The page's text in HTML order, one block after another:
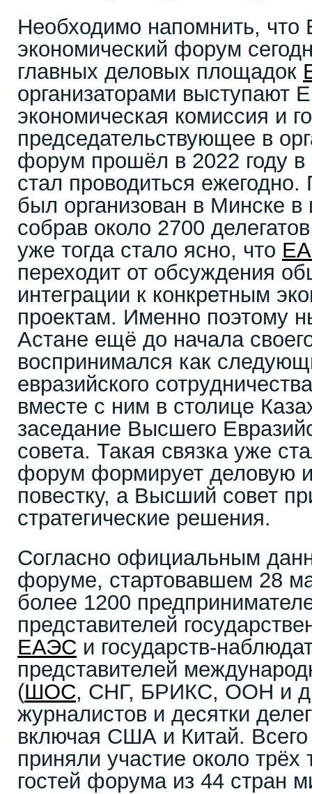
Необходимо напомнить, что
экономический форум
главных деловых площадок
организаторами выступают
экономическая комиссия и
председательствующее в
форум прошёл в 2022 году в
стал проводиться
был организован в Минске
собрав около 2700
уже тогда стало ясно, что
переходит от обсуждения
интеграции к конкретным
проектам. Именно поэтому
Астане ещё до начала
воспринимался как
евразийского
вместе с ним в столице
заседание Высшего
совета. Такая связка уже
форум формирует деловую
повестку, а Высший совет
стратегические решения.
Согласно официальным
форуме, стартовавшем 28
более 1200
представителей
ЕАЭС и государств-
представителей
(ШОС, СНГ, БРИКС, ООН и
журналистов и десятки
включая США и Китай.
приняли участие около трёх
гостей форума из 44 стран